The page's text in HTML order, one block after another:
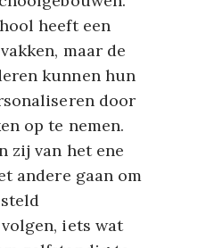
heeft een
maar de
kunnen hun
door
op te nemen.
zij van het ene
andere gaan om
iets wat